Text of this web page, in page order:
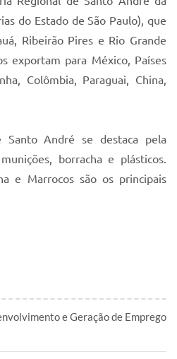
do Estado de São Paulo), que
Ribeirão Pires e Rio Grande
exportam para México, Países
Colômbia, Paraguai, China,
André se destaca pela
borracha e plásticos.
e Marrocos são os principais
e Geração de Emprego